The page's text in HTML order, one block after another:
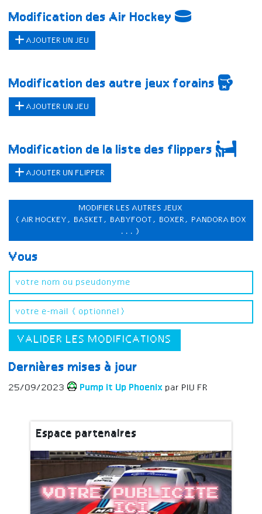
Modification des Air Hockey
AJOUTER UN JEU
Modification des autre jeux forains
AJOUTER UN JEU
Modification de la liste des flippers
AJOUTER UN FLIPPER
MODIFIER LES AUTRES JEUX
(AIR HOCKEY, BASKET, BABYFOOT, BOXER, PANDORA BOX
...)
Vous
VALIDER LES MODIFICATIONS
Dernières mises à jour
25/09/2023 Pump it Up Phoenix par PIU FR
Espace partenaires
Votre publicite
ici